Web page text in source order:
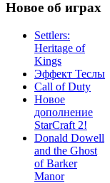
Новое об играх
Settlers:
Heritage of
Kings
Эффект Теслы
Call of Duty
Новое
дополнение
StarCraft 2!
Donald Dowell
and the Ghost
of Barker
Manor